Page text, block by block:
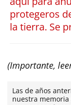
protegeros
la tierra. Se
(Importante,
Las de años
nuestra